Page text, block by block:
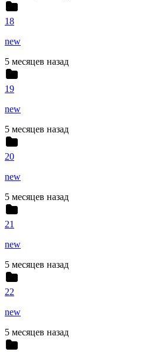
18
new
5 месяцев назад
19
new
5 месяцев назад
20
new
5 месяцев назад
21
new
5 месяцев назад
22
new
5 месяцев назад